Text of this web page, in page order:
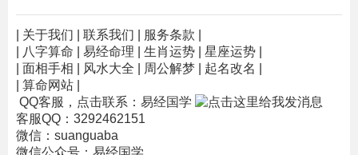
关于我们 联系我们 服务条款
八字算命 易经命理 生肖运势 星座运势
面相手相 风水大全 周公解梦 起名改名
算命网站
QQ客服，点击联系：易经国学
客服QQ：3292462151
微信：suanguaba
微信公众号：易经国学